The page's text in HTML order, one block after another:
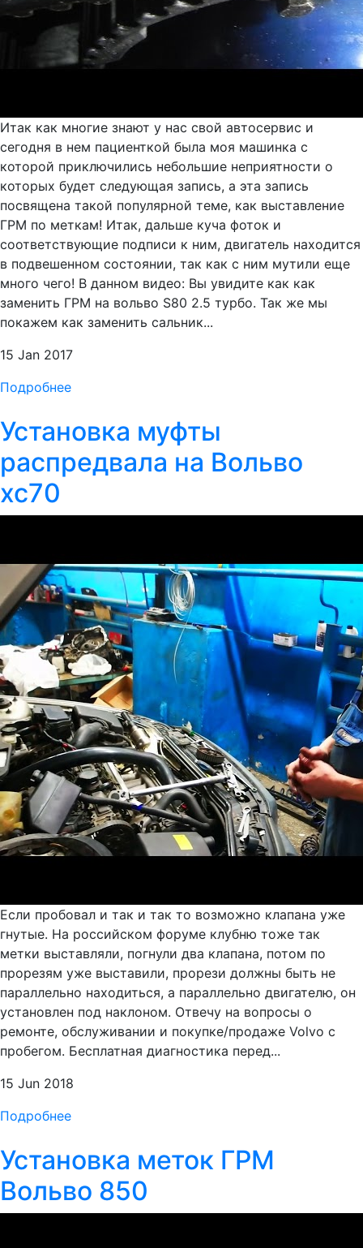
Итак как многие знают у нас свой автосервис и
сегодня в нем пациенткой была моя машинка с
которой приключились небольшие неприятности о
которых будет следующая запись, а эта запись
посвящена такой популярной теме, как выставление
ГРМ по меткам! Итак, дальше куча фоток и
соответствующие подписи к ним, двигатель находится
в подвешенном состоянии, так как с ним мутили еще
много чего! В данном видео: Вы увидите как как
заменить ГРМ на вольво S80 2.5 турбо. Так же мы
покажем как заменить сальник...
15 Jan 2017
Подробнее
Установка муфты
распредвала на Вольво
хс70
Если пробовал и так и так то возможно клапана уже
гнутые. На российском форуме клубню тоже так
метки выставляли, погнули два клапана, потом по
прорезям уже выставили, прорези должны быть не
параллельно находиться, а параллельно двигателю, он
установлен под наклоном. Отвечу на вопросы о
ремонте, обслуживании и покупке/продаже Volvo с
пробегом. Бесплатная диагностика перед...
15 Jun 2018
Подробнее
Установка меток ГРМ
Вольво 850